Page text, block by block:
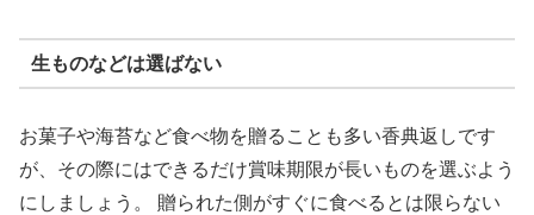
生ものなどは選ばない
お菓子や海苔など食べ物を贈ることも多い香典返しです
が、その際にはできるだけ賞味期限が長いものを選ぶよう
にしましょう。 贈られた側がすぐに食べるとは限らない